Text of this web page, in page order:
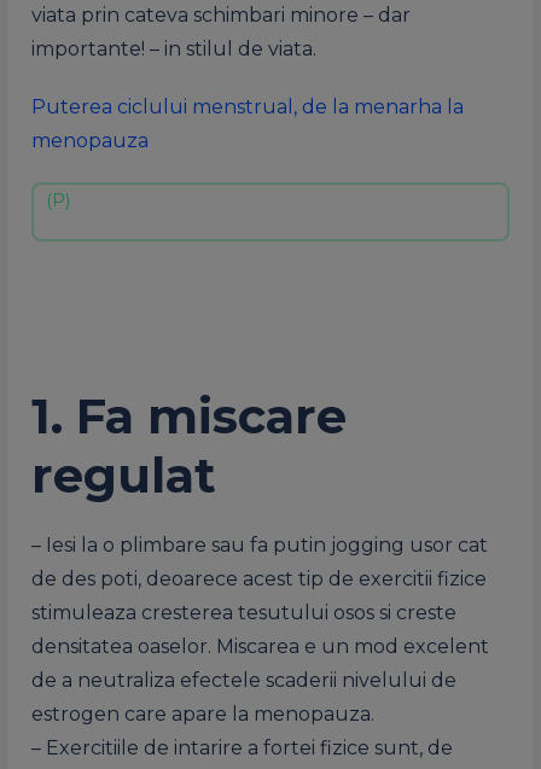
viata prin cateva schimbari minore – dar
importante! – in stilul de viata.
Puterea ciclului menstrual, de la menarha la
menopauza
1. Fa miscare
regulat
– Iesi la o plimbare sau fa putin jogging usor cat
de des poti, deoarece acest tip de exercitii fizice
stimuleaza cresterea tesutului osos si creste
densitatea oaselor. Miscarea e un mod excelent
de a neutraliza efectele scaderii nivelului de
estrogen care apare la menopauza.
– Exercitiile de intarire a fortei fizice sunt, de